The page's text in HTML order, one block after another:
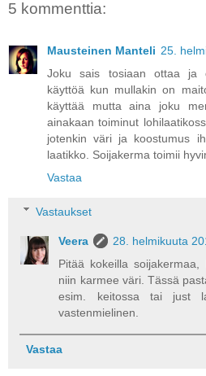
5 kommenttia:
Mausteinen Manteli 25.
Joku sais tosiaan ottaa ja
käyttöä kun mullakin on
käyttää mutta aina joku
ainakaan toiminut
jotenkin väri ja koostumus
laatikko. Soijakerma toimii
Vastaa
Vastaukset
Veera
28. helmikuuta
Pitää kokeilla
niin karmee väri. Tässä
esim. keitossa tai just
vastenmielinen.
Vastaa